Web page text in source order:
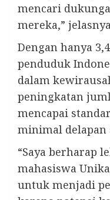
mencari
mereka,”
Dengan hanya
penduduk
dalam
peningkatan
mencapai
minimal delapan
“Saya berharap
mahasiswa
untuk menjadi